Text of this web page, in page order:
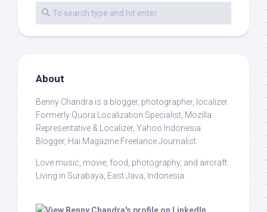
About
Benny Chandra is a blogger, photographer, localizer.
Formerly Quora Localization Specialist, Mozilla
Representative & Localizer, Yahoo Indonesia
Blogger, Hai Magazine Freelance Journalist.
Love music, movie, food, photography, and aircraft.
Living in Surabaya, East Java, Indonesia.